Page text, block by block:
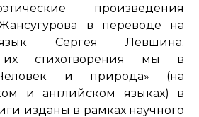
произведения
в переводе на
Сергея Левшина.
их стихотворения мы в
и природа» (на
и английском языках) в
изданы в рамках научного